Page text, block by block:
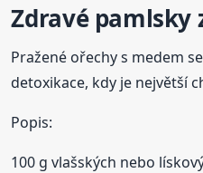
Zdravé pamlsky
Pražené ořechy s medem
detoxikace, kdy je největší
Popis:
100 g vlašských nebo